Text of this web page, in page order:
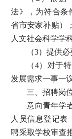
法》，为符合条
省市安家补贴）
人文社会科学学
（3）提供必
（4）对于
发展需求一事一议
三、招聘岗
意向青年学
人员信息登记表
聘采取学校审查